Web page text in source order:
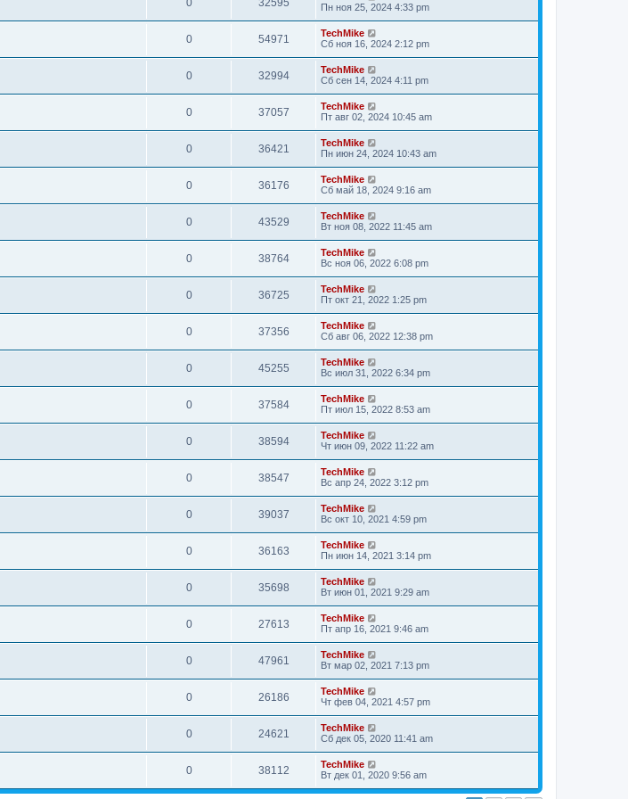
0 32595
Пн ноя 25, 2024 4:33 pm
0 54971
TechMike
Сб ноя 16, 2024 2:12 pm
0 32994
TechMike
Сб сен 14, 2024 4:11 pm
0 37057
TechMike
Пт авг 02, 2024 10:45 am
0 36421
TechMike
Пн июн 24, 2024 10:43 am
0 36176
TechMike
Сб май 18, 2024 9:16 am
0 43529
TechMike
Вт ноя 08, 2022 11:45 am
0 38764
TechMike
Вс ноя 06, 2022 6:08 pm
0 36725
TechMike
Пт окт 21, 2022 1:25 pm
0 37356
TechMike
Сб авг 06, 2022 12:38 pm
0 45255
TechMike
Вс июл 31, 2022 6:34 pm
0 37584
TechMike
Пт июл 15, 2022 8:53 am
0 38594
TechMike
Чт июн 09, 2022 11:22 am
0 38547
TechMike
Вс апр 24, 2022 3:12 pm
0 39037
TechMike
Вс окт 10, 2021 4:59 pm
0 36163
TechMike
Пн июн 14, 2021 3:14 pm
0 35698
TechMike
Вт июн 01, 2021 9:29 am
0 27613
TechMike
Пт апр 16, 2021 9:46 am
0 47961
TechMike
Вт мар 02, 2021 7:13 pm
0 26186
TechMike
Чт фев 04, 2021 4:57 pm
0 24621
TechMike
Сб дек 05, 2020 11:41 am
0 38112
TechMike
Вт дек 01, 2020 9:56 am